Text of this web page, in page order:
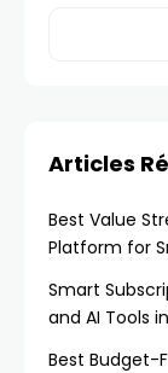
Articles
Best Value
Platform for
Smart
and AI Tools
Best Budget-